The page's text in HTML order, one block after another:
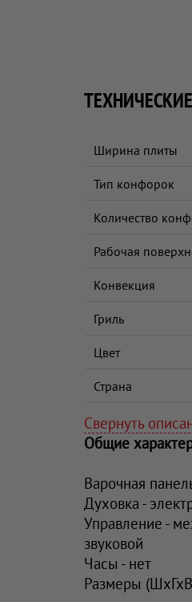
Ширина плиты
Тип конфорок
Количество
Рабочая
Конвекция
Гриль
Цвет
Страна
Свернуть
Общие
Варочная
Духовка -
Управление -
звуковой
Часы - нет
Размеры